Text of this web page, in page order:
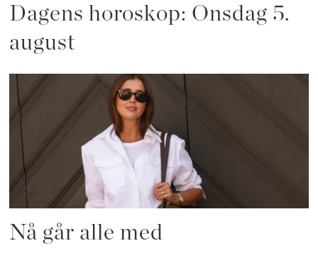
Dagens horoskop: Onsdag 5.
august
Nå går alle med